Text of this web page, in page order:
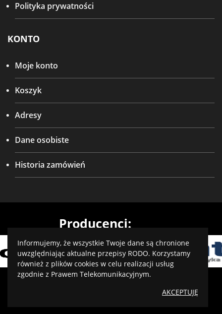
Polityka prywatności
KONTO
Moje konto
Koszyk
Adresy
Dane osobiste
Historia zamówień
Producenci:
Informujemy, że wszystkie Twoje dane są chronione
uwzględniając aktualne przepisy RODO. Korzystamy
również z plików cookies w celu realizacji usług
zgodnie z Prawem Telekomunikacyjnym.
AKCEPTUJĘ